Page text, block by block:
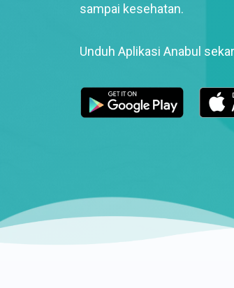
sampai kesehatan.
Unduh Aplikasi Anabul